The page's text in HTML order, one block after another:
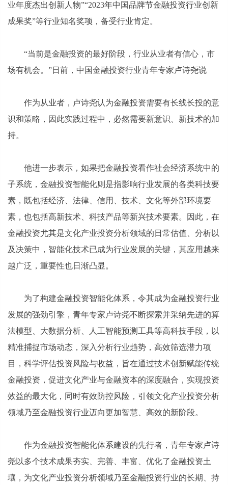
业年度杰出创新人物”“2023年中国品牌节金融投资行业创新
成果奖”等行业知名奖项，备受行业肯定。
“当前是金融投资的最好阶段，行业从业者有信心，市
场有机会。”日前，中国金融投资行业青年专家卢诗尧说
作为从业者，卢诗尧认为金融投资需要有长线长投的意
识和策略，因此实践过程中，必然需要新意识、新技术的加
持。
他进一步表示，如果把金融投资看作社会经济系统中的
子系统，金融投资智能化则是指影响行业发展的各类科技要
素，既包括经济、法律、信用、技术、文化等外部环境要
素，也包括高新技术、科技产品等新兴技术要素。因此，在
金融投资尤其是文化产业投资分析领域的日常估值、分析以
及决策中，智能化技术已成为行业发展的关键，其应用越来
越广泛，重要性也日渐凸显。
为了构建金融投资智能化体系，令其成为金融投资行业
发展的强劲引擎，青年专家卢诗尧不断探索并采纳先进的算
法模型、大数据分析、人工智能预测工具等高科技手段，以
精准捕捉市场动态，深入分析行业趋势，高效筛选潜力项
目，科学评估投资风险与收益，旨在通过技术创新赋能传统
金融投资，促进文化产业与金融资本的深度融合，实现投资
效益的最大化，同时有效防控风险，引领文化产业投资分析
领域乃至金融投资行业迈向更加智慧、高效的新阶段。
作为金融投资智能化体系建设的先行者，青年专家卢诗
尧以多个技术成果夯实、完善、丰富、优化了金融投资土
壤，为文化产业投资分析领域乃至金融投资行业的长期、持